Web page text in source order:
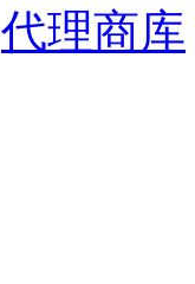
代理商库